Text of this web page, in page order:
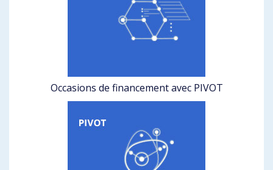
Occasions de financement avec PIVOT